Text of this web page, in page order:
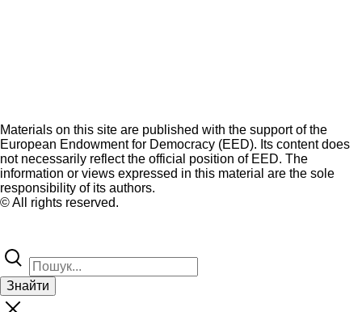
Materials on this site are published with the support of the
European Endowment for Democracy (EED). Its content does
not necessarily reflect the official position of EED. The
information or views expressed in this material are the sole
responsibility of its authors.
© All rights reserved.
Знайти